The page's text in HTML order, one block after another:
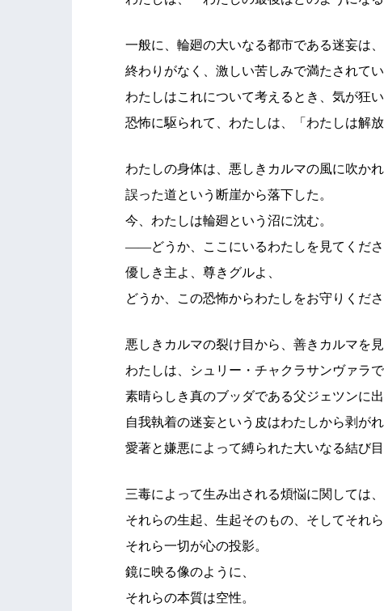
一般に、輪廻の大いなる都市である迷妄は、
終わりがなく、激しい苦しみで満たされてい
わたしはこれについて考えるとき、気が狂い
恐怖に駆られて、わたしは、「わたしは解
わたしの身体は、悪しきカルマの風に吹かれ
誤った道という断崖から落下した。
今、わたしは輪廻という沼に沈む。
――どうか、ここにいるわたしを見てくださ
優しき主よ、尊きグルよ、
どうか、この恐怖からわたしをお守りくださ
悪しきカルマの裂け目から、善きカルマを見
わたしは、シュリー・チャクラサンヴァラ
素晴らしき真のブッダである父ジェツンに出
自我執着の迷妄という皮はわたしから剥がれ
愛著と嫌悪によって縛られた大いなる結び目
三毒によって生み出される煩悩に関しては、
それらの生起、生起そのもの、そしてそれら
それら一切が心の投影。
鏡に映る像のように、
それらの本質は空性。